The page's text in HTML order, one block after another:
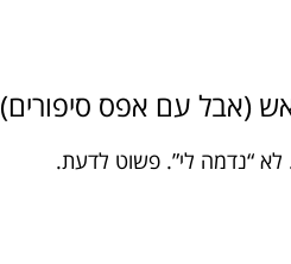
(אבל עם אפס סיפורים)
“נדמה לי”. פשוט לדעת.